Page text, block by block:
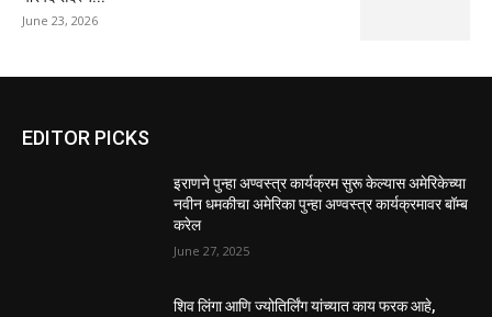
June 23, 2026
EDITOR PICKS
इराणने पुन्हा अण्वस्त्र कार्यक्रम सुरू केल्यास अमेरिकेच्या
नवीन धमकीचा अमेरिका पुन्हा अण्वस्त्र कार्यक्रमावर बॉम्ब
करेल
June 27, 2025
शिव लिंगा आणि ज्योतिर्लिंग यांच्यात काय फरक आहे,